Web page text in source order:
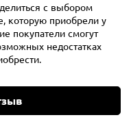
с выбором
которую приобрели у
покупатели смогут
недостатках